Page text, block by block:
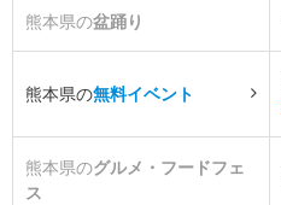
熊本県の盆踊り
熊本県の無料イベント
熊本県のグルメ・フードフェ
ス